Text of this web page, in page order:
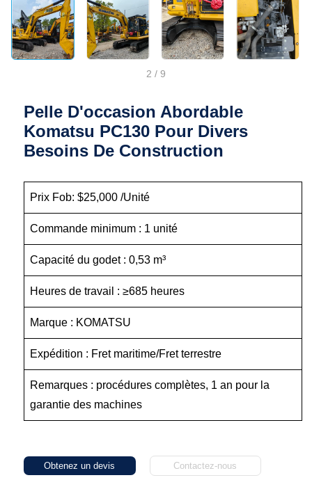
2 / 9
Pelle D'occasion Abordable
Komatsu PC130 Pour Divers
Besoins De Construction
Prix Fob: $25,000 /Unité
Commande minimum : 1 unité
Capacité du godet : 0,53 m³
Heures de travail : ≥685 heures
Marque : KOMATSU
Expédition : Fret maritime/Fret terrestre
Remarques : procédures complètes, 1 an pour la
garantie des machines
Obtenez un devis Contactez-nous